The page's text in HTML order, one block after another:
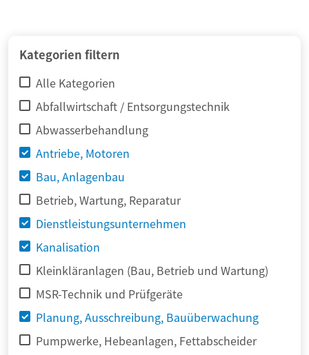
Kategorien filtern
Alle Kategorien
Abfallwirtschaft / Entsorgungstechnik
Abwasserbehandlung
Antriebe, Motoren
Bau, Anlagenbau
Betrieb, Wartung, Reparatur
Dienstleistungsunternehmen
Kanalisation
Kleinkläranlagen (Bau, Betrieb und Wartung)
MSR-Technik und Prüfgeräte
Planung, Ausschreibung, Bauüberwachung
Pumpwerke, Hebeanlagen, Fettabscheider